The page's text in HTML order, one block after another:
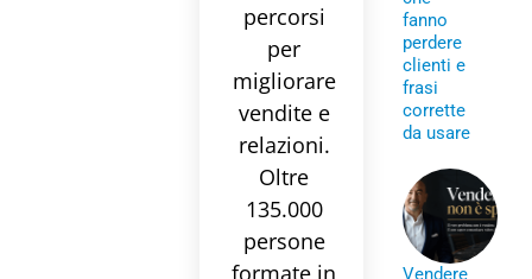
percorsi
per
migliorare
vendite e
relazioni.
Oltre
135.000
persone
formate in
fanno
perdere
clienti e
frasi
corrette
da usare
Vendere